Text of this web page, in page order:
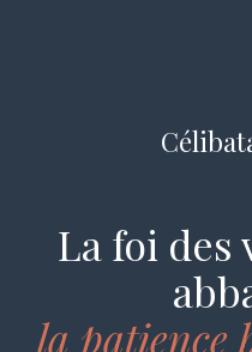
La foi des
la patience